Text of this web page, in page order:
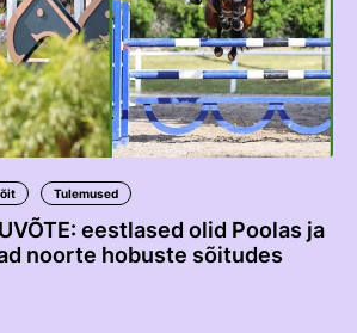
Meelespea
Meelespea
Tulemused
eestlased olid Poolas ja
noorte hobuste sõitudes